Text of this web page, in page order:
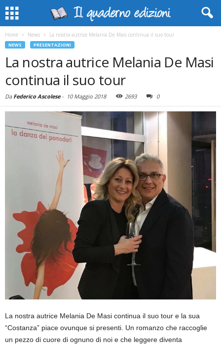
Home News La nostra autrice Melania De Masi continua il suo tour
NEWS PRESENTAZIONI
La nostra autrice Melania De Masi
continua il suo tour
Da Federico Ascolese- 10 Maggio 2018 2693 0
La nostra autrice Melania De Masi continua il suo tour e la sua
“Costanza” piace ovunque si presenti. Un romanzo che raccoglie
un pezzo di cuore di ognuno di noi e che leggere diventa